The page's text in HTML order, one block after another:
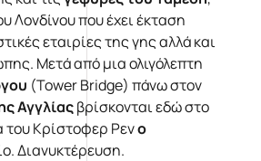
Λονδίνου που έχει έκταση
εταιρίες της γης αλλά και
Μετά από μια ολιγόλεπτη
(Tower Bridge) πάνω στον
Αγγλίαςβρίσκονται εδώ στο
του Κρίστοφερ Ρενο
Διανυκτέρευση.